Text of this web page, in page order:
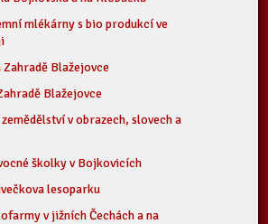
mlékárny s bio produkcí ve
Blažejovce
Blažejovce
v obrazech, slovech a
školky v Bojkovicích
lesoparku
v jižních Čechách a na